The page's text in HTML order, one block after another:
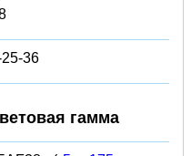
36
гамма